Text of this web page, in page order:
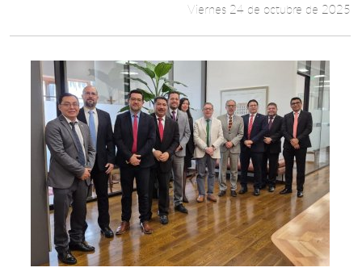
Viernes 24 de octubre de 2025